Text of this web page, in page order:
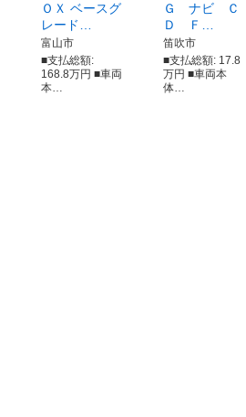
ＯＸ ベースグ
レード…
富山市
■支払総額:
168.8万円 ■車両
本…
Ｇ ナビ Ｃ
Ｄ Ｆ…
笛吹市
■支払総額: 17.8
万円 ■車両本
体…